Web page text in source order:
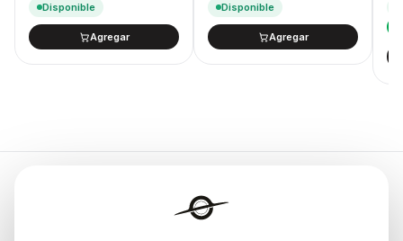
Disponible
Agregar
Disponible
Agregar
Endurances